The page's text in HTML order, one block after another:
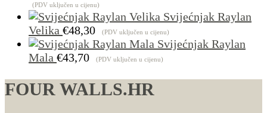
(PDV uključen u cijenu)
Svijećnjak Raylan
Velika €48,30 (PDV uključen u cijenu)
Svijećnjak Raylan
Mala €43,70 (PDV uključen u cijenu)
FOUR WALLS.HR